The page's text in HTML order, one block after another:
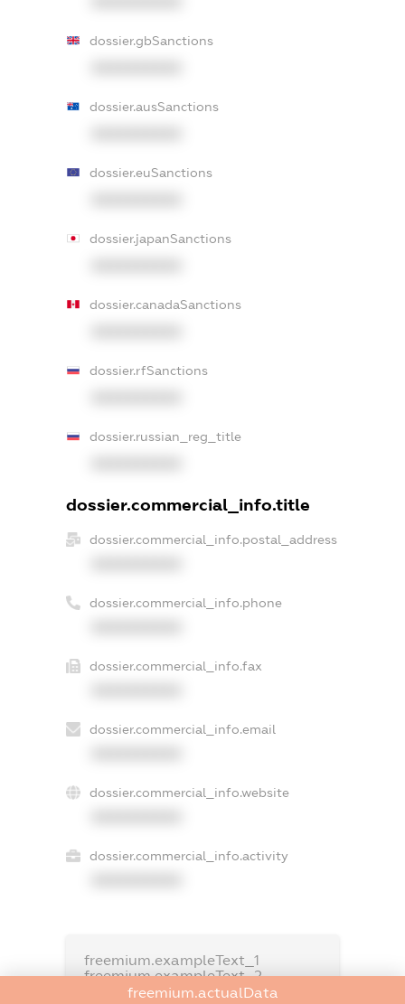
dossier.gbSanctions
dossier.ausSanctions
dossier.euSanctions
dossier.japanSanctions
dossier.canadaSanctions
dossier.rfSanctions
dossier.russian_reg_title
dossier.commercial_info.title
dossier.commercial_info.postal_address
dossier.commercial_info.phone
dossier.commercial_info.fax
dossier.commercial_info.email
dossier.commercial_info.website
dossier.commercial_info.activity
freemium.exampleText_1
freemium.exampleText_2
freemium.anonymousPerSearch2
freemium.actualData